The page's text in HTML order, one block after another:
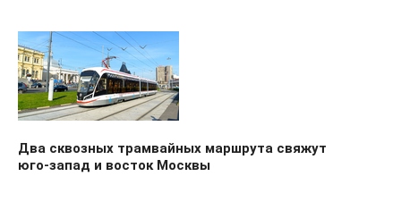
Два сквозных трамвайных маршрута свяжут
юго‑запад и восток Москвы